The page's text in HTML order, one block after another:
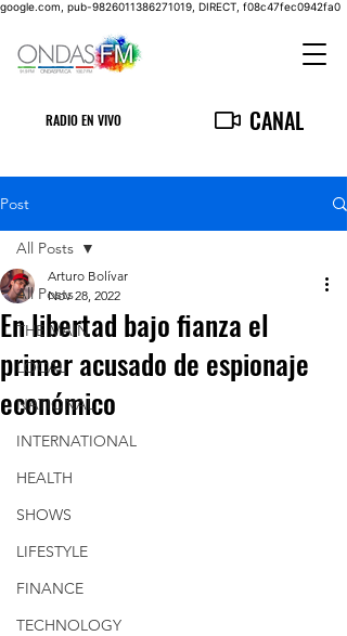
google.com, pub-9826011386271019, DIRECT, f08c47fec0942fa0
RADIO EN VIVO CANAL
Post
All Posts
THE MAIN
LOCAL
NATIONAL
INTERNATIONAL
HEALTH
SHOWS
LIFESTYLE
FINANCE
TECHNOLOGY
All Posts
En libertad bajo fianza el
primer acusado de espionaje
económico
Arturo Bolívar
Nov 28, 2022